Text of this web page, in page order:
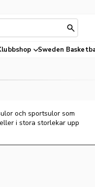
Sweden
och sportsulor som
i stora storlekar upp